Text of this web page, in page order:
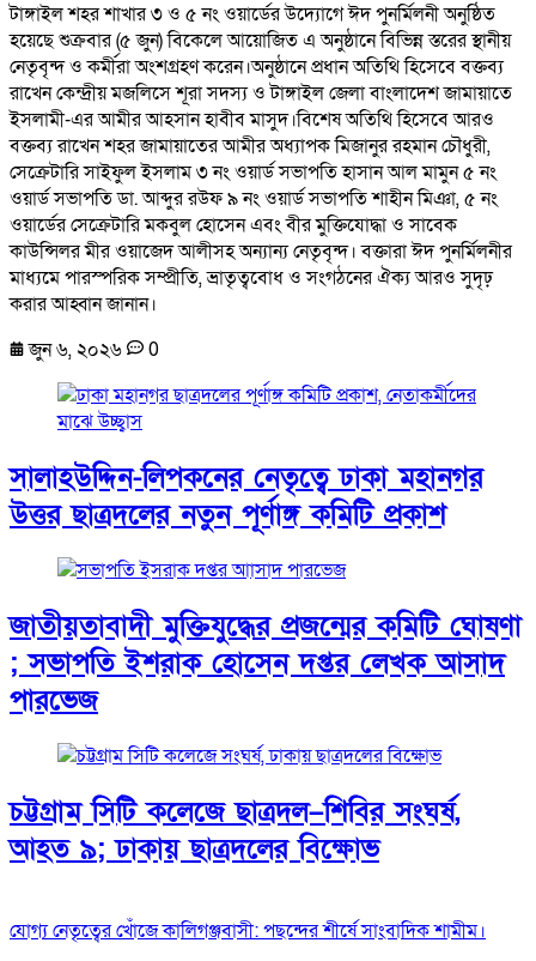
টাঙ্গাইল শহর শাখার ৩ ও ৫ নং ওয়ার্ডের উদ্যোগে ঈদ পুনর্মিলনী অনুষ্ঠিত
হয়েছে শুক্রবার (৫ জুন) বিকেলে আয়োজিত এ অনুষ্ঠানে বিভিন্ন স্তরের স্থানীয়
নেতৃবৃন্দ ও কর্মীরা অংশগ্রহণ করেন।অনুষ্ঠানে প্রধান অতিথি হিসেবে বক্তব্য
রাখেন কেন্দ্রীয় মজলিসে শূরা সদস্য ও টাঙ্গাইল জেলা বাংলাদেশ জামায়াতে
ইসলামী-এর আমীর আহসান হাবীব মাসুদ।বিশেষ অতিথি হিসেবে আরও
বক্তব্য রাখেন শহর জামায়াতের আমীর অধ্যাপক মিজানুর রহমান চৌধুরী,
সেক্রেটারি সাইফুল ইসলাম ৩ নং ওয়ার্ড সভাপতি হাসান আল মামুন ৫ নং
ওয়ার্ড সভাপতি ডা. আব্দুর রউফ ৯ নং ওয়ার্ড সভাপতি শাহীন মিঞা, ৫ নং
ওয়ার্ডের সেক্রেটারি মকবুল হোসেন এবং বীর মুক্তিযোদ্ধা ও সাবেক
কাউন্সিলর মীর ওয়াজেদ আলীসহ অন্যান্য নেতৃবৃন্দ। বক্তারা ঈদ পুনর্মিলনীর
মাধ্যমে পারস্পরিক সম্প্রীতি, ভ্রাতৃত্ববোধ ও সংগঠনের ঐক্য আরও সুদৃঢ়
করার আহ্বান জানান।
জুন ৬, ২০২৬
0
সালাহউদ্দিন-লিপকনের নেতৃত্বে ঢাকা মহানগর
উত্তর ছাত্রদলের নতুন পূর্ণাঙ্গ কমিটি প্রকাশ
জাতীয়তাবাদী মুক্তিযুদ্ধের প্রজন্মের কমিটি ঘোষণা
; সভাপতি ইশরাক হোসেন দপ্তর লেখক আসাদ
পারভেজ
চট্টগ্রাম সিটি কলেজে ছাত্রদল–শিবির সংঘর্ষ,
আহত ৯; ঢাকায় ছাত্রদলের বিক্ষোভ
যোগ্য নেতৃত্বের খোঁজে কালিগঞ্জবাসী: পছন্দের শীর্ষে সাংবাদিক শামীম।